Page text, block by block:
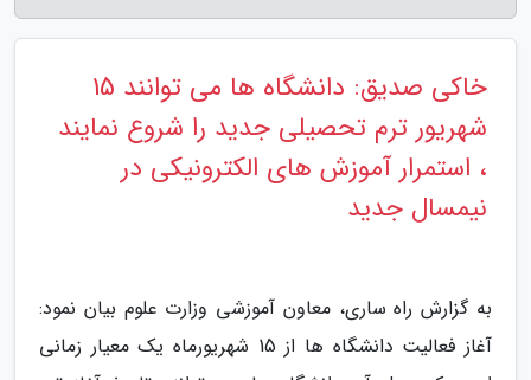
خاکی صدیق: دانشگاه ها می توانند 15
شهریور ترم تحصیلی جدید را شروع نمایند
، استمرار آموزش های الکترونیکی در
نیمسال جدید
به گزارش راه ساری، معاون آموزشی وزارت علوم بیان نمود:
آغاز فعالیت دانشگاه ها از 15 شهریورماه یک معیار زمانی